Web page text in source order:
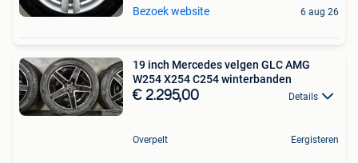
Bezoek website 6 aug 26
19 inch Mercedes velgen GLC AMG
W254 X254 C254 winterbanden
€ 2.295,00 Details
Overpelt Eergisteren